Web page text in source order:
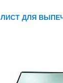
ЛИСТ ДЛЯ